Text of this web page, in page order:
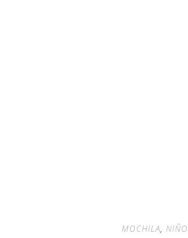
MOCHILA, NIÑO